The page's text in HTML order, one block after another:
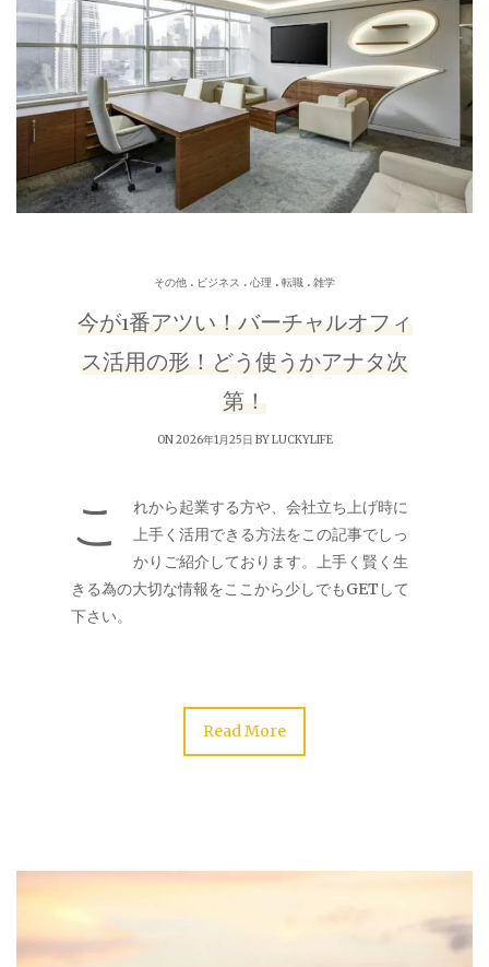
その他 . ビジネス . 心理 . 転職 . 雑学
今が1番アツい！バーチャルオフィ
ス活用の形！どう使うかアナタ次
第！
ON 2026年1月25日 BYLUCKYLIFE
こ
れから起業する方や、会社立ち上げ時に
上手く活用できる方法をこの記事でしっ
かりご紹介しております。上手く賢く生
きる為の大切な情報をここから少しでもGETして
下さい。
Read More